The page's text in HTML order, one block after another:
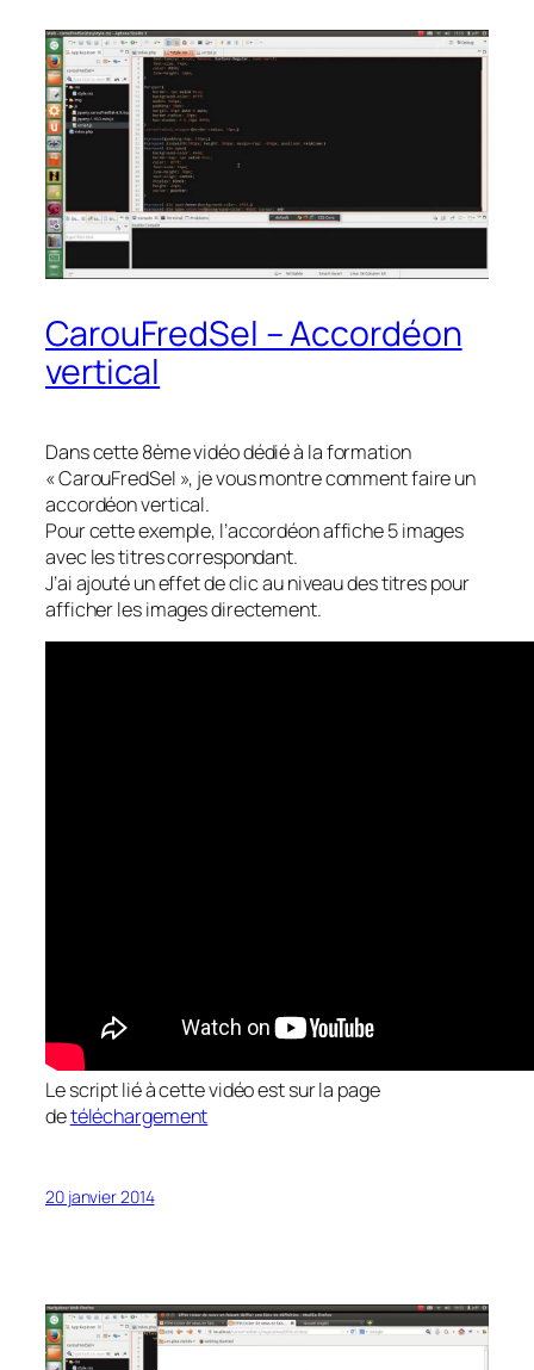
CarouFredSel – Accordéon
vertical
Dans cette 8ème vidéo dédié à la formation
« CarouFredSel », je vous montre comment faire un
accordéon vertical.
Pour cette exemple, l’accordéon affiche 5 images
avec les titres correspondant.
J’ai ajouté un effet de clic au niveau des titres pour
afficher les images directement.
Le script lié à cette vidéo est sur la page
detéléchargement
20 janvier 2014